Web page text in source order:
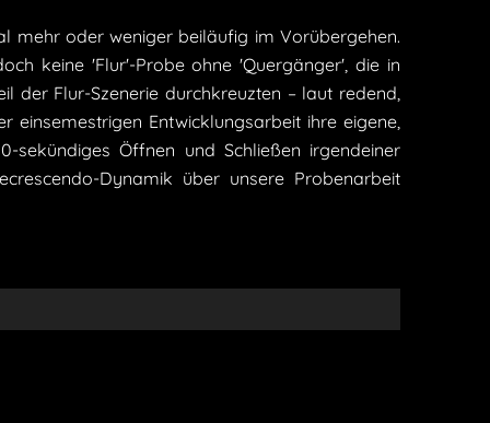
mehr oder weniger beiläufig im Vorübergehen.
keine 'Flur'-Probe ohne 'Quergänger', die in
der Flur-Szenerie durchkreuzten – laut redend,
Entwicklungsarbeit ihre eigene,
sekündiges Öffnen und Schließen irgendeiner
Dynamik über unsere Probenarbeit